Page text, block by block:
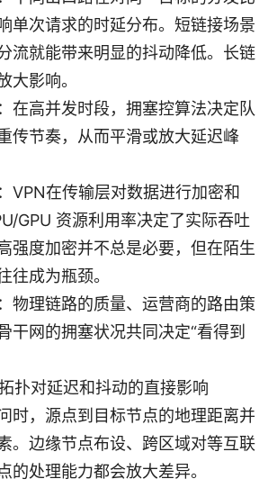
单次请求的时延分布。短链接场景
流就能带来明显的抖动降低。长链
大影响。
在高并发时段，拥塞控算法决定队
传节奏，从而平滑或放大延迟峰
VPN在传输层对数据进行加密和
GPU 资源利用率决定了实际吞吐
强度加密并不总是必要，但在陌生
往成为瓶颈。
物理链路的质量、运营商的路由策
干网的拥塞状况共同决定“看得到
扑对延迟和抖动的直接影响
时，源点到目标节点的地理距离并
。边缘节点布设、跨区域对等互联
的处理能力都会放大差异。